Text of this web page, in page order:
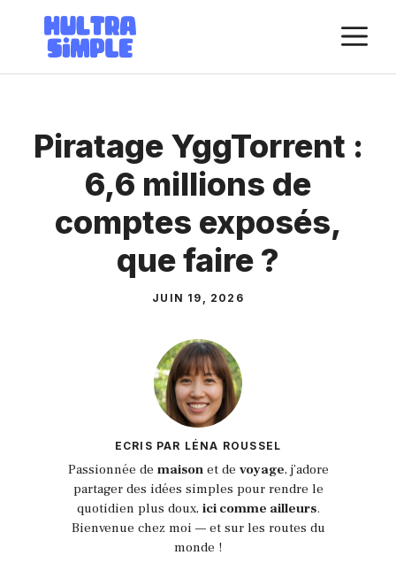
contenu
Piratage YggTorrent :
6,6 millions de
comptes exposés,
que faire ?
JUIN 19, 2026
ECRIS PAR LÉNA ROUSSEL
Passionnée de maisonet de voyage, j’adore
partager des idées simples pour rendre le
quotidien plus doux, ici comme ailleurs.
Bienvenue chez moi — et sur les routes du
monde !